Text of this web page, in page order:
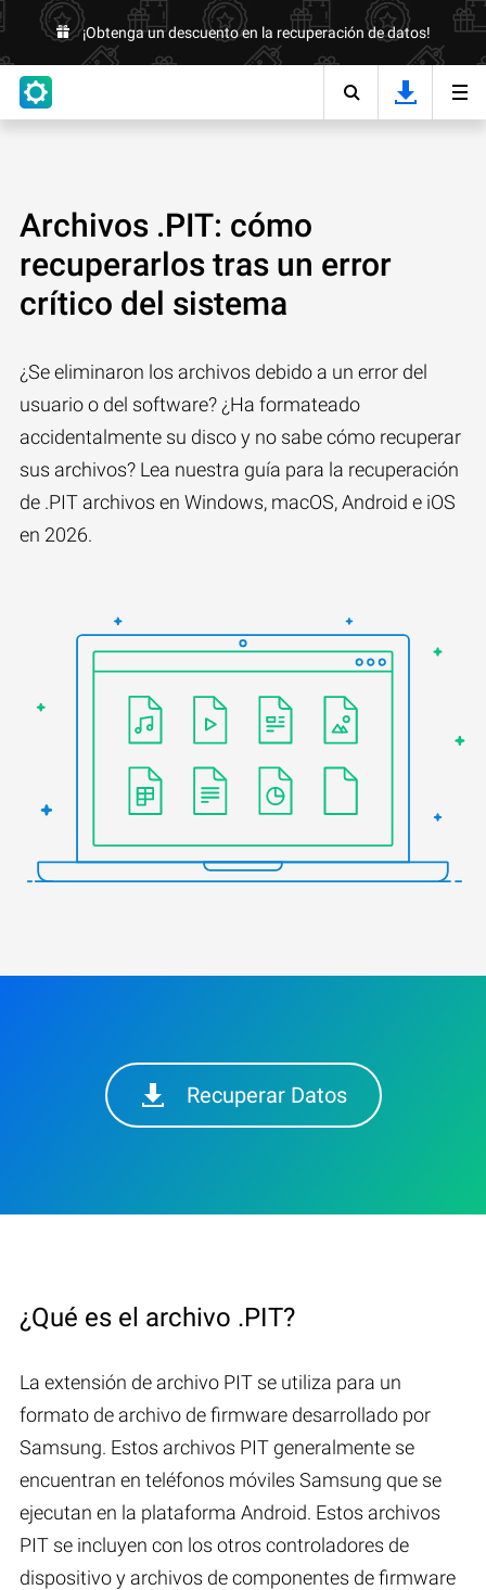
¡Obtenga un descuento en la recuperación de datos!
Archivos .PIT: cómo
recuperarlos tras un error
crítico del sistema
¿Se eliminaron los archivos debido a un error del
usuario o del software? ¿Ha formateado
accidentalmente su disco y no sabe cómo recuperar
sus archivos? Lea nuestra guía para la recuperación
de .PIT archivos en Windows, macOS, Android e iOS
en 2026.
Recuperar Datos
¿Qué es el archivo .PIT?
La extensión de archivo PIT se utiliza para un
formato de archivo de firmware desarrollado por
Samsung. Estos archivos PIT generalmente se
encuentran en teléfonos móviles Samsung que se
ejecutan en la plataforma Android. Estos archivos
PIT se incluyen con los otros controladores de
dispositivo y archivos de componentes de firmware